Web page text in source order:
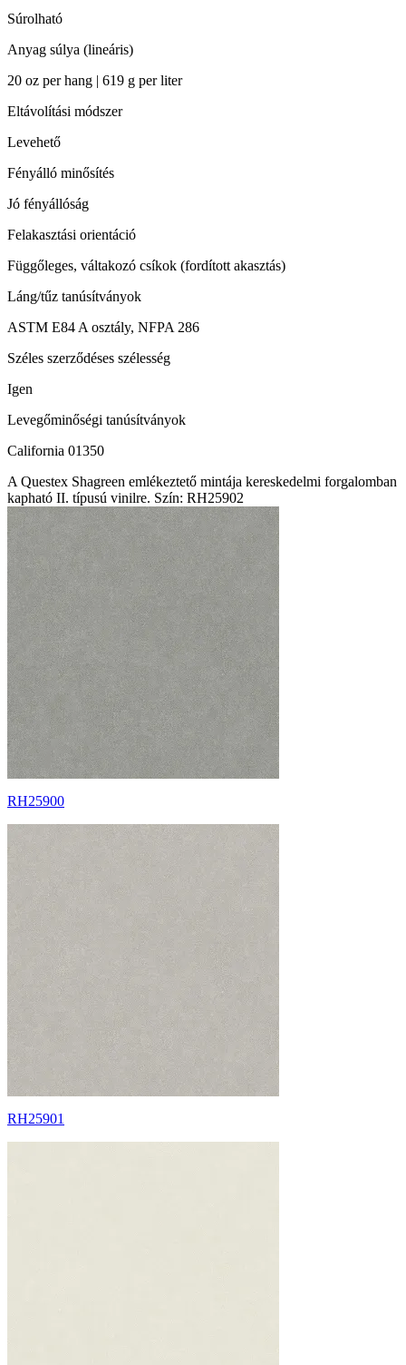
Súrolható
Anyag súlya (lineáris)
20 oz per hang | 619 g per liter
Eltávolítási módszer
Levehető
Fényálló minősítés
Jó fényállóság
Felakasztási orientáció
Függőleges, váltakozó csíkok (fordított akasztás)
Láng/tűz tanúsítványok
ASTM E84 A osztály, NFPA 286
Széles szerződéses szélesség
Igen
Levegőminőségi tanúsítványok
California 01350
A Questex Shagreen emlékeztető mintája kereskedelmi forgalomban
kapható II. típusú vinilre. Szín: RH25902
RH25900
RH25901